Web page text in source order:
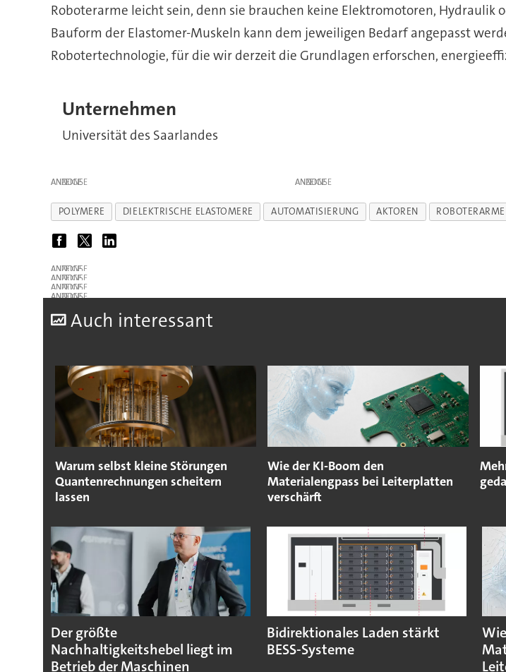
Roboterarme leicht sein, denn sie brauchen keine Elektromotoren,
Bauform der Elastomer-Muskeln kann dem jeweiligen Bedarf angepasst
Robotertechnologie, für die wir derzeit die Grundlagen erforschen,
Unternehmen
Universität des Saarlandes
ANZEIGE ANZEIGE
POLYMERE DIELEKTRISCHE ELASTOMERE AUTOMATISIERUNG AKTOREN ROBOTERARME
ANZEIGE
ANZEIGE
ANZEIGE
ANZEIGE
Auch interessant
Warum selbst kleine Störungen
Quantenrechnungen scheitern
lassen
Wie der KI-Boom den
Materialengpass bei Leiterplatten
verschärft
Der größte
Nachhaltigkeitshebel liegt im
Betrieb der Maschinen
Bidirektionales Laden stärkt
BESS-Systeme